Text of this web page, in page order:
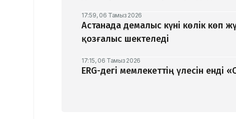
17:59, 06 Тамыз 2026
Астанада демалыс күні көлік көп
қозғалыс шектеледі
17:15, 06 Тамыз 2026
ERG-дегі мемлекеттің үлесін